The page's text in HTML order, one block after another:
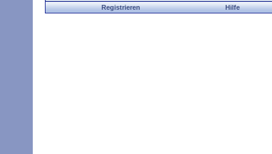
Registrieren Hilfe